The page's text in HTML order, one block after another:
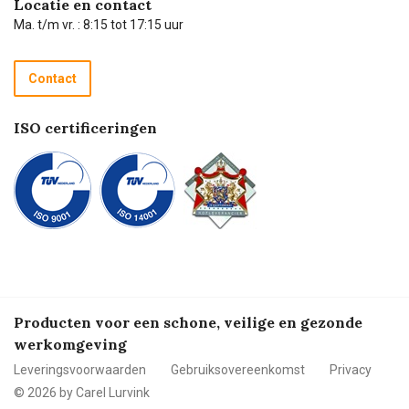
Technische dienst
Recycle programma
Betalen
Locatie en contact
Ma. t/m vr. : 8:15 tot 17:15 uur
Contact
ISO certificeringen
Producten voor een schone, veilige en gezonde
werkomgeving
Leveringsvoorwaarden Gebruiksovereenkomst
Privacy
© 2026 by Carel Lurvink